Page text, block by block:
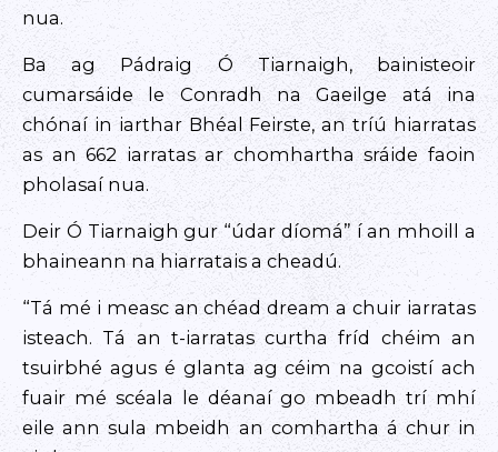
nua.
Ba ag Pádraig Ó Tiarnaigh, bainisteoir
cumarsáide le Conradh na Gaeilge atá ina
chónaí in iarthar Bhéal Feirste, an tríú hiarratas
as an 662 iarratas ar chomhartha sráide faoin
pholasaí nua.
Deir Ó Tiarnaigh gur “údar díomá” í an mhoill a
bhaineann na hiarratais a cheadú.
“Tá mé i measc an chéad dream a chuir iarratas
isteach. Tá an t-iarratas curtha fríd chéim an
tsuirbhé agus é glanta ag céim na gcoistí ach
fuair mé scéala le déanaí go mbeadh trí mhí
eile ann sula mbeidh an comhartha á chur in